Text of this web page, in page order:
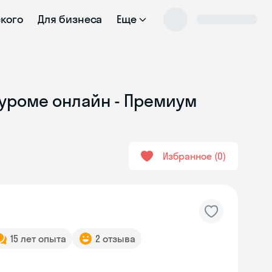
Для бизнеса Еще
онлайн - Премиум
Избранное 0
15 лет опыта 2 отзыва